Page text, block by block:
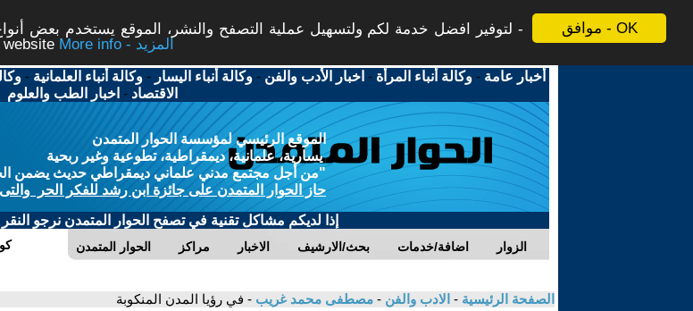
موافق - OK
لتوفير افضل خدمة لكم ولتسهيل عملية التصفح والنشر، الموقع يستخدم بعض
More info - المزيد
أخبار عامة -وكالة أنباء المرأة - اخبار الأدب والفن -وكالة أنباء اليسار -وكالة أنباء العلمانية -
الاقتصاد - اخبار الطب والعلوم
الموقع الرئيسي لمؤسسة الحوار المتمدن
يسارية، علمانية، ديمقراطية، تطوعية وغير ربحية
"من أجل مجتمع مدني علماني ديمقراطي حديث يضمن
حاز الحوار المتمدن على جائزة ابن رشد للفكر الحر والتى
إذا لديكم مشاكل تقنية في تصفح الحوار المتمدن نرجو النقر
الحوار المتمدن مراكز الاخبار بحث/الارشيف اضافة/خدمات الزوار
الصفحة الرئيسية - الادب والفن - مصطفى محمد غريب - في رؤيا المدن المنكوبة